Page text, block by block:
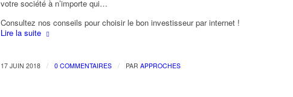
votre société à n’importe qui…
Consultez nos conseils pour choisir le bon investisseur par internet !
Lire la suite
17 JUIN 2018 / 0 COMMENTAIRES / PAR APPROCHES